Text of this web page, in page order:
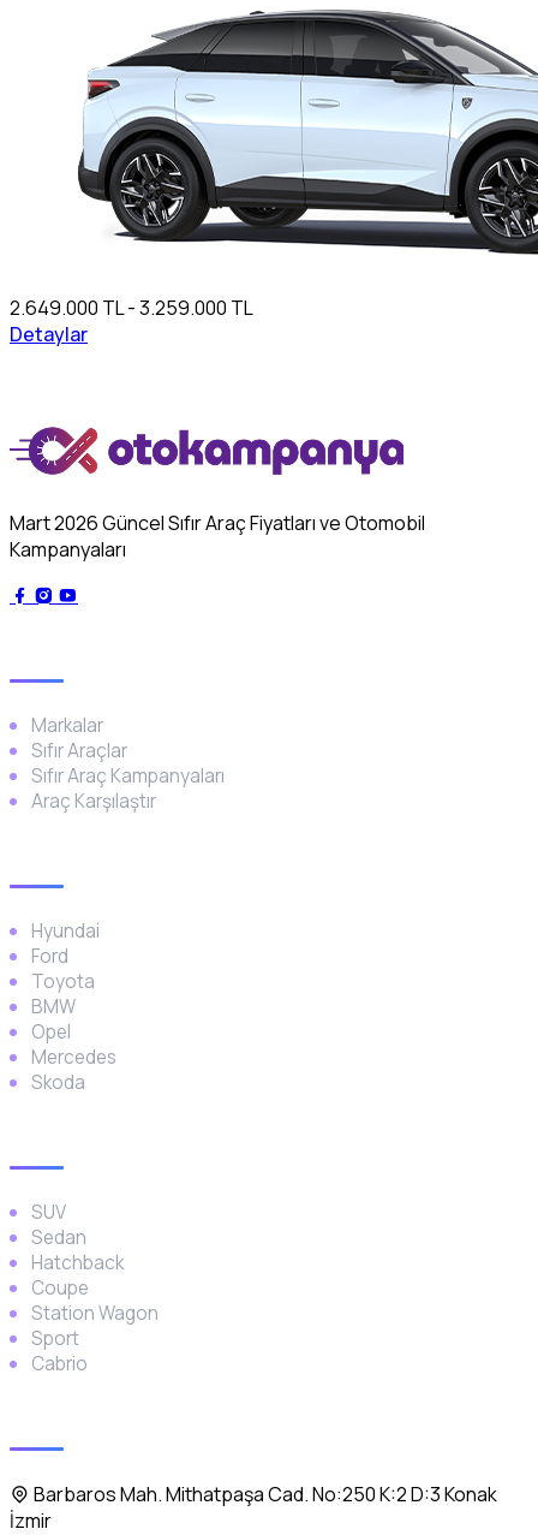
2.649.000 TL - 3.259.000 TL
Detaylar
Mart 2026 Güncel Sıfır Araç Fiyatları ve Otomobil
Kampanyaları
Markalar
Sıfır Araçlar
Sıfır Araç Kampanyaları
Araç Karşılaştır
Hyundai
Ford
Toyota
BMW
Opel
Mercedes
Skoda
SUV
Sedan
Hatchback
Coupe
Station Wagon
Sport
Cabrio
Barbaros Mah. Mithatpaşa Cad. No:250 K:2 D:3 Konak
İzmir